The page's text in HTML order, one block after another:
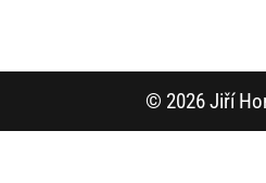
© 2026 Jiří